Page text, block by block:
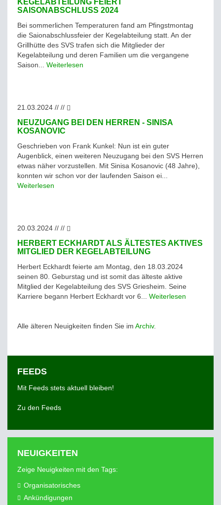
SAISONABSCHLUSS 2024
Bei sommerlichen Temperaturen fand am Pfingstmontag
die Saionabschlussfeier der Kegelabteilung statt. An der
Grillhütte des SVS trafen sich die Mitglieder der
Kegelabteilung und deren Familien um die vergangene
Saison... Weiterlesen
21.03.2024 // //
NEUZUGANG BEI DEN HERREN - SINISA
KOSANOVIC
Geschrieben von Frank Kunkel: Nun ist ein guter
Augenblick, einen weiteren Neuzugang bei den SVS Herren
etwas näher vorzustellen. Mit Sinisa Kosanovic (48 Jahre),
konnten wir schon vor der laufenden Saison ei...
Weiterlesen
20.03.2024 // //
HERBERT ECKHARDT ALS ÄLTESTES AKTIVES
MITGLIED DER KEGELABTEILUNG
Herbert Eckhardt feierte am Montag, den 18.03.2024
seinen 80. Geburstag und ist somit das älteste aktive
Mitglied der Kegelabteilung des SVS Griesheim. Seine
Karriere begann Herbert Eckhardt vor 6... Weiterlesen
Alle älteren Neuigkeiten finden Sie im Archiv.
FEEDS
Mit Feeds stets aktuell bleiben!
Zu den Feeds
NEUIGKEITEN
Zeige Neuigkeiten mit den Tags:
Organisatorisches
Ankündigungen